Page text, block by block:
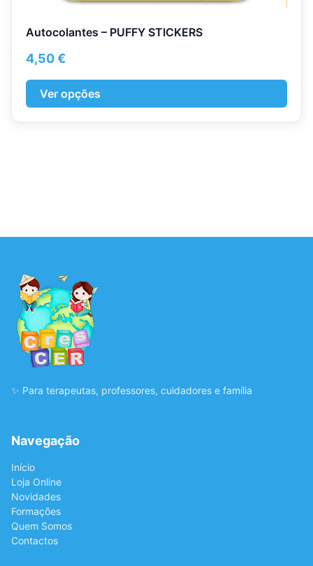
Autocolantes – PUFFY STICKERS
4,50€
Ver opções
✨ Para terapeutas, professores, cuidadores e família
Navegação
Início
Loja Online
Novidades
Formações
Quem Somos
Contactos